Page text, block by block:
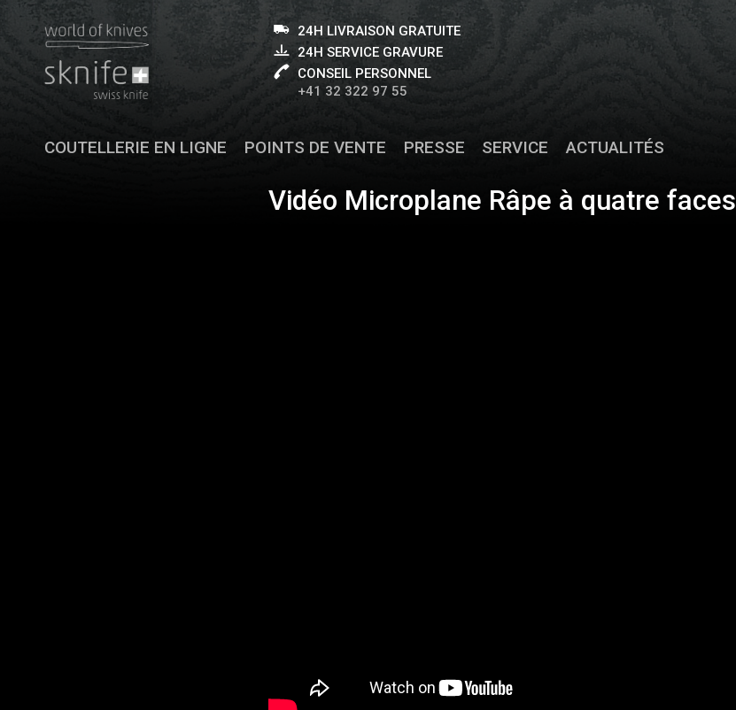
24H LIVRAISON GRATUITE
24H SERVICE GRAVURE
CONSEIL PERSONNEL
+41 32 322 97 55
COUTELLERIE EN LIGNE POINTS DE VENTE PRESSE SERVICE ACTUALITÉS
Vidéo Microplane Râpe à quatre faces